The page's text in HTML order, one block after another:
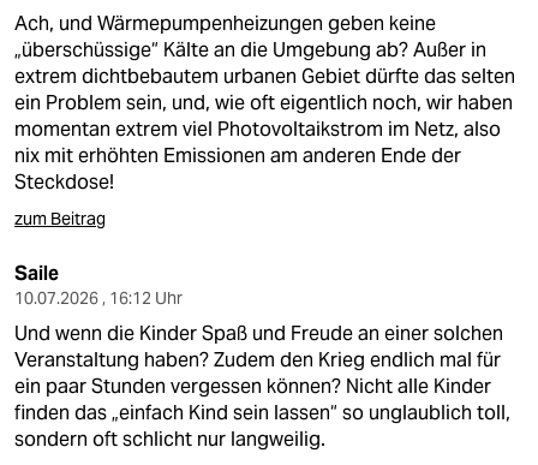
Ach, und Wärmepumpenheizungen geben keine
„überschüssige“ Kälte an die Umgebung ab? Außer in
extrem dichtbebautem urbanen Gebiet dürfte das selten
ein Problem sein, und, wie oft eigentlich noch, wir haben
momentan extrem viel Photovoltaikstrom im Netz, also
nix mit erhöhten Emissionen am anderen Ende der
Steckdose!
zum Beitrag
Saile
10.07.2026 , 16:12 Uhr
Und wenn die Kinder Spaß und Freude an einer solchen
Veranstaltung haben? Zudem den Krieg endlich mal für
ein paar Stunden vergessen können? Nicht alle Kinder
finden das „einfach Kind sein lassen“ so unglaublich toll,
sondern oft schlicht nur langweilig.